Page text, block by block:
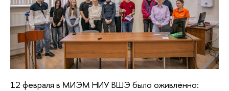
12 февраля в МИЭМ НИУ ВШЭ было оживлённо: